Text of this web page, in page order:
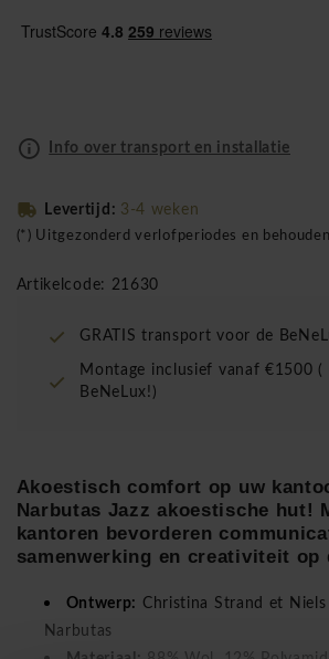
Info over transport en installatie
Levertijd: 3-4 weken
(*) Uitgezonderd verlofperiodes en
Artikelcode: 21630
GRATIS transport voor de
Montage inclusief vanaf €1500 (
BeNeLux!)
Akoestisch comfort op uw
Narbutas Jazz akoestische hut!
kantoren bevorderen
samenwerking en creativiteit op
Ontwerp: Christina Strand et
Narbutas